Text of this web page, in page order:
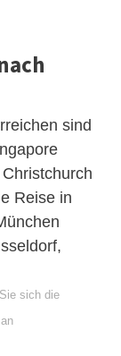
sind
Reise in
sich die